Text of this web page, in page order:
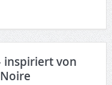
inspiriert von